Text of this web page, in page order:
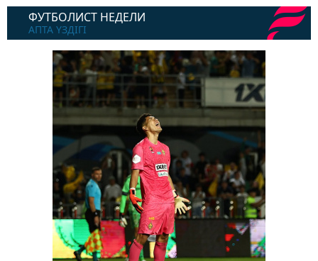
ФУТБОЛИСТ НЕДЕЛИ
АПТА ҮЗДІГІ